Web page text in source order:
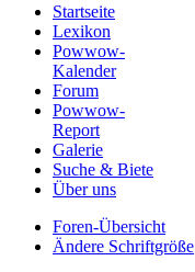
Startseite
Lexikon
Powwow-
Kalender
Forum
Powwow-
Report
Galerie
Suche & Biete
Über uns
Foren-Übersicht
Ändere Schriftgröße